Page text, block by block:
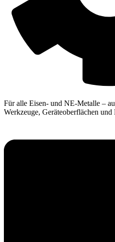
Für alle Eisen- und NE-Metalle –
Werkzeuge, Geräteoberflächen